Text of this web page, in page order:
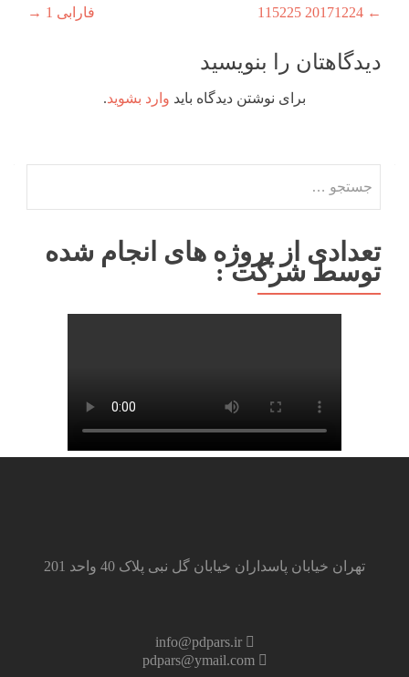
راهبری
نوشته
← فارابی 1 →
دیدگاهتان را بنویسید
برای نوشتن دیدگاه باید وارد بشوید.
برای:
تعدادی از پروژه های انجام شده
توسط شرکت :
تهران خیابان پاسداران خیابان گل نبی پلاک 40 واحد 201
info@pdpars.ir
pdpars@ymail.com